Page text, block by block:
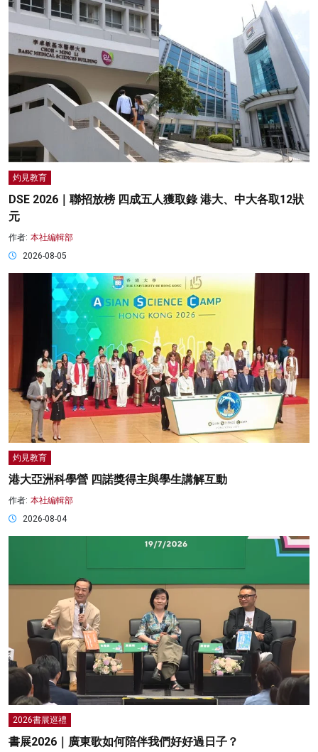
灼見教育
DSE 2026｜聯招放榜 四成五人獲取錄 港大、中大各取12狀
元
作者: 本社編輯部
2026-08-05
灼見教育
港大亞洲科學營 四諾獎得主與學生講解互動
作者: 本社編輯部
2026-08-04
2026書展巡禮
書展2026｜廣東歌如何陪伴我們好好過日子？